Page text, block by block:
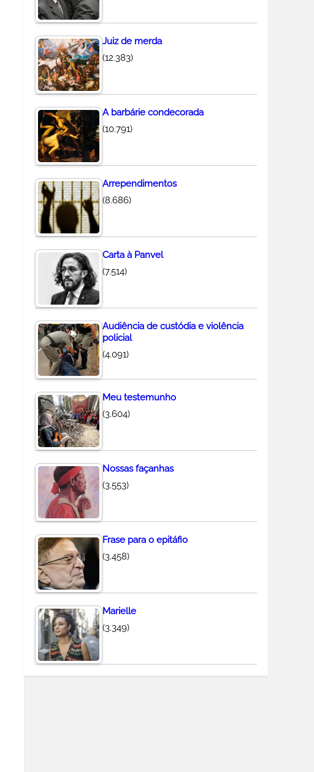
Juiz de merda
(12.383)
A barbárie condecorada
(10.791)
Arrependimentos
(8.686)
Carta à Panvel
(7.514)
Audiência de custódia e violência
policial
(4.091)
Meu testemunho
(3.604)
Nossas façanhas
(3.553)
Frase para o epitáfio
(3.458)
Marielle
(3.349)